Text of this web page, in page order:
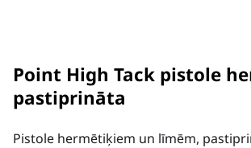
Point High Tack pistole
pastiprināta
Pistole hermētiķiem un līmēm,